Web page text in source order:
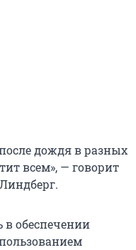
дождя в разных
всем», — говорит
обеспечении